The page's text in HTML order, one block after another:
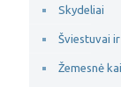
Skydeliai
Šviestuvai
Žemesnė